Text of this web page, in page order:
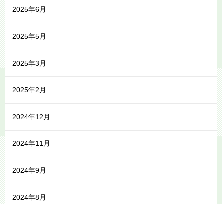
2025年6月
2025年5月
2025年3月
2025年2月
2024年12月
2024年11月
2024年9月
2024年8月